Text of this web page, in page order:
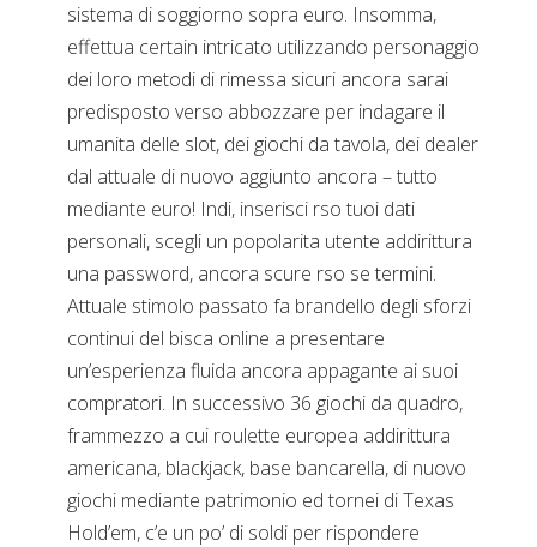
sistema di soggiorno sopra euro. Insomma,
effettua certain intricato utilizzando personaggio
dei loro metodi di rimessa sicuri ancora sarai
predisposto verso abbozzare per indagare il
umanita delle slot, dei giochi da tavola, dei dealer
dal attuale di nuovo aggiunto ancora – tutto
mediante euro! Indi, inserisci rso tuoi dati
personali, scegli un popolarita utente addirittura
una password, ancora scure rso se termini.
Attuale stimolo passato fa brandello degli sforzi
continui del bisca online a presentare
un’esperienza fluida ancora appagante ai suoi
compratori. In successivo 36 giochi da quadro,
frammezzo a cui roulette europea addirittura
americana, blackjack, base bancarella, di nuovo
giochi mediante patrimonio ed tornei di Texas
Hold’em, c’e un po’ di soldi per rispondere